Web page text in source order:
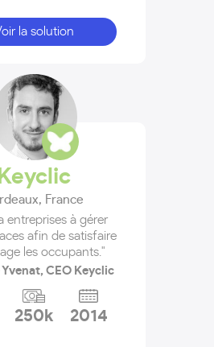
la solution
Keyclic
, France
entreprises à gérer
afin de satisfaire
les occupants."
Yvenat, CEO Keyclic
250k 2014